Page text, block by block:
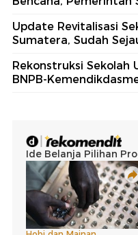
Update Revitalisasi
Sumatera, Sudah
Rekonstruksi Sekolah
BNPB-